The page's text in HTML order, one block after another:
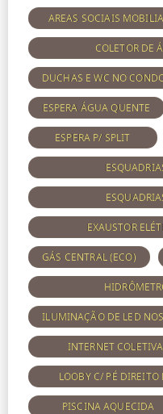
AREAS SOCIAIS
COLETOR DE
DUCHAS E WC NO
ESPERA ÁGUA QUENTE
ESPERA P/ SPLIT
EXAUSTOR
GÁS CENTRAL (ECO)
ILUMINAÇÃO DE LED
INTERNET COLETIVA
LOOBY C/ PÉ DIREITO
PISCINA AQUECIDA